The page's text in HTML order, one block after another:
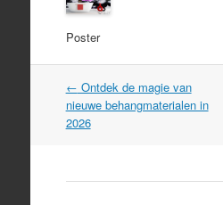
Poster
Post
navigation
← Ontdek de magie van
nieuwe behangmaterialen in
2026